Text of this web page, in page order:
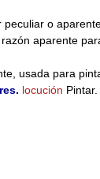
peculiar o
aparente
usada para
locución Pintar.